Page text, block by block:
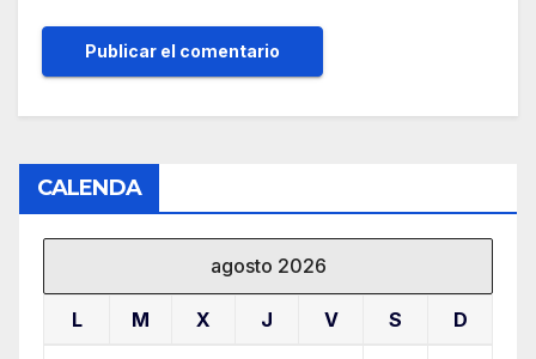
CALENDA
agosto 2026
L M X J V S D